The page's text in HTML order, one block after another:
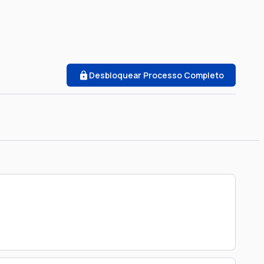
Desbloquear Processo Completo